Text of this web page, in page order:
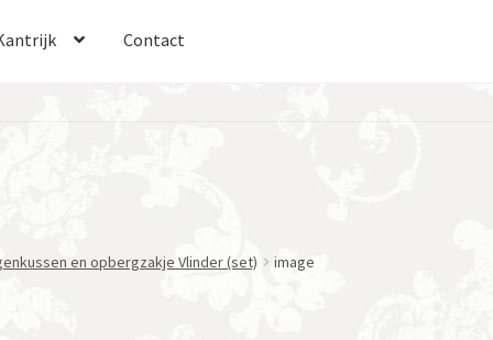
Contact
en opbergzakje Vlinder (set) image